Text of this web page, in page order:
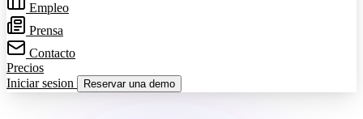
Empleo
Prensa
Contacto
Precios
Iniciar sesion
Reservar una demo